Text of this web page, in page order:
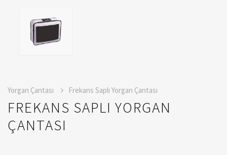
Yorgan Çantası Frekans Saplı Yorgan Çantası
FREKANS SAPLI YORGAN
ÇANTASI